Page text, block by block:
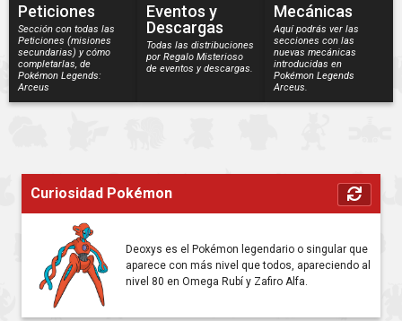
Peticiones
Sección con todas las
Peticiones (misiones
secundarias) y cómo
completarlas, de
Pokémon Legends:
Arceus
Eventos y
Descargas
Todas las distribuciones
por Regalo Misterioso
de eventos y descargas.
Mecánicas
Aquí podrás ver las
secciones con las
nuevas mecánicas
introducidas en
Pokémon Legends
Arceus.
Curiosidad Pokémon
Deoxys es el Pokémon legendario o singular que
aparece con más nivel que todos, apareciendo al
nivel 80 en Omega Rubí y Zafiro Alfa.